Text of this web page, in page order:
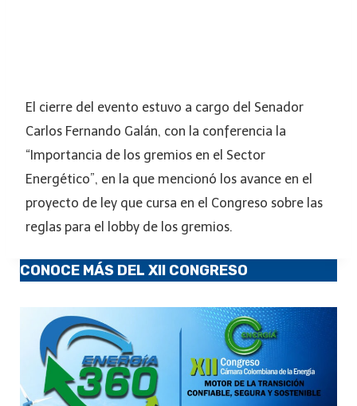
El cierre del evento estuvo a cargo del Senador
Carlos Fernando Galán, con la conferencia la
“Importancia de los gremios en el Sector
Energético”, en la que mencionó los avance en el
proyecto de ley que cursa en el Congreso sobre las
reglas para el lobby de los gremios.
CONOCE MÁS DEL XII CONGRESO